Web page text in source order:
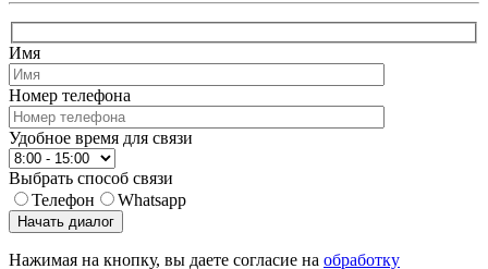
Имя
Номер телефона
Удобное время для связи
Выбрать способ связи
Телефон
Whatsapp
Начать диалог
Нажимая на кнопку, вы даете согласие на обработку